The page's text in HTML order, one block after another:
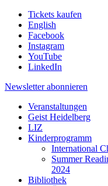
Tickets kaufen
English
Facebook
Instagram
YouTube
LinkedIn
Newsletter abonnieren
Veranstaltungen
Geist Heidelberg
LIZ
Kinderprogramm
International
Summer
2024
Bibliothek